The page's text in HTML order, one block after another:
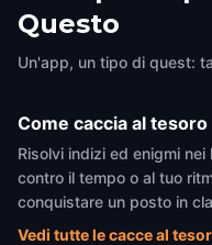
Questo
Un'app, un tipo di quest:
Come caccia al tesoro
Risolvi indizi ed enigmi
contro il tempo o al tuo
conquistare un posto in
Vedi tutte le cacce al